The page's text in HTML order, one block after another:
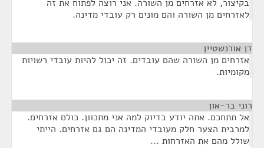
בקיצור, לא אזרחים מן השורה. אני רוצה לפתוח את זה
לאזרחים מן השורה והם מונים רק עובדי מדינה.
דן אורנשטיין
אזרחים מן השורה שהם עובדים. זה יכול להיות עובדי רשויות
מקומיות.
רוני בר-און
אל תתחכם. אתה יודע בדיוק למה אני מתכוון. כולם אזרחים.
למרבית הצער חלק מעובדי המדינה הם גם אזרחים. הייתי
שולל מהם את האזרחות ...